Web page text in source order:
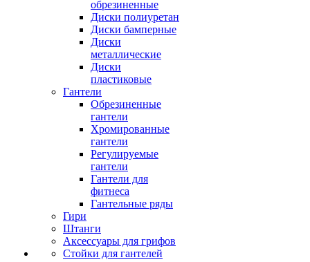
обрезиненные
Диски полиуретан
Диски бамперные
Диски
металлические
Диски
пластиковые
Гантели
Обрезиненные
гантели
Хромированные
гантели
Регулируемые
гантели
Гантели для
фитнеса
Гантельные ряды
Гири
Штанги
Аксессуары для грифов
Стойки для гантелей